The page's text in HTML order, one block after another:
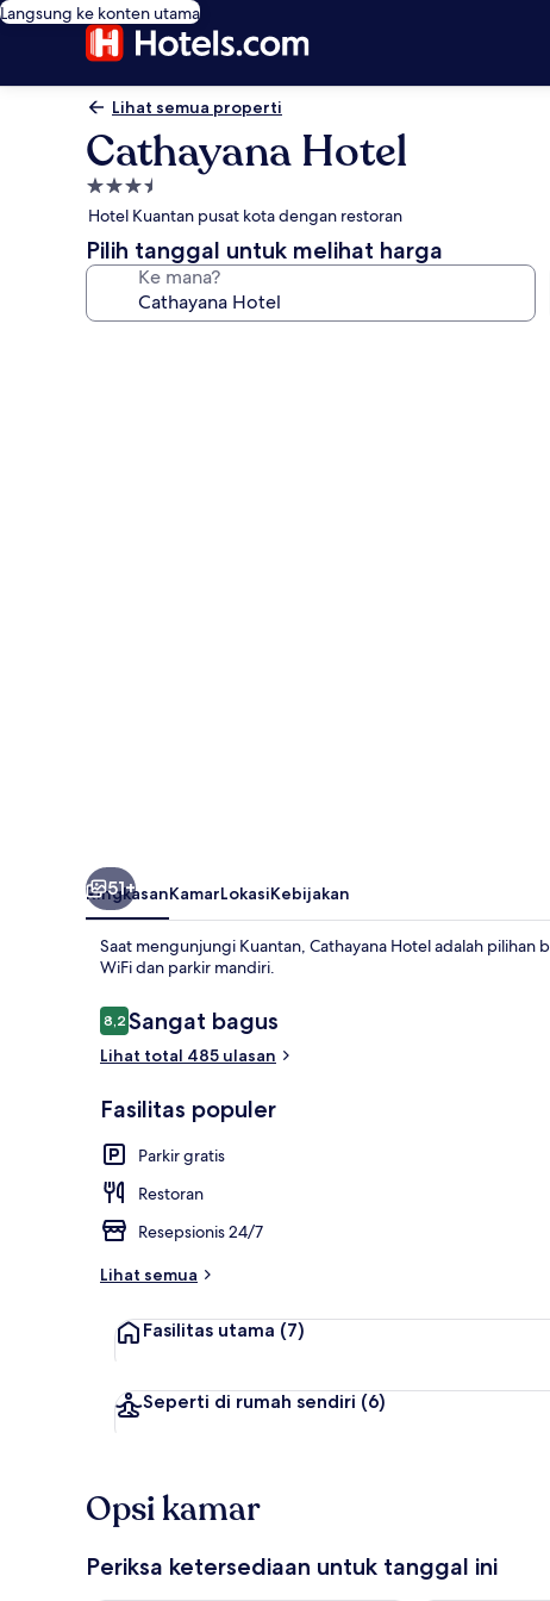
Langsung ke konten utama
Lihat semua properti
Cathayana Hotel
Properti
bintang
3.5
Hotel Kuantan pusat kota dengan restoran
Pilih tanggal untuk melihat harga
Ke mana?
51+
RingkasanKamarLokasiKebijakan
Saat mengunjungi Kuantan, Cathayana Hotel adalah
WiFi dan parkir mandiri.
Ulasan
8,28,2 dari 10
Sangat bagus
Lihat total 485 ulasan
Fasilitas populer
Parkir gratis
Restoran
Resepsionis 24/7
Lihat semua
Fasilitas utama (7)
Seperti di rumah sendiri (6)
Opsi kamar
Periksa ketersediaan untuk tanggal ini